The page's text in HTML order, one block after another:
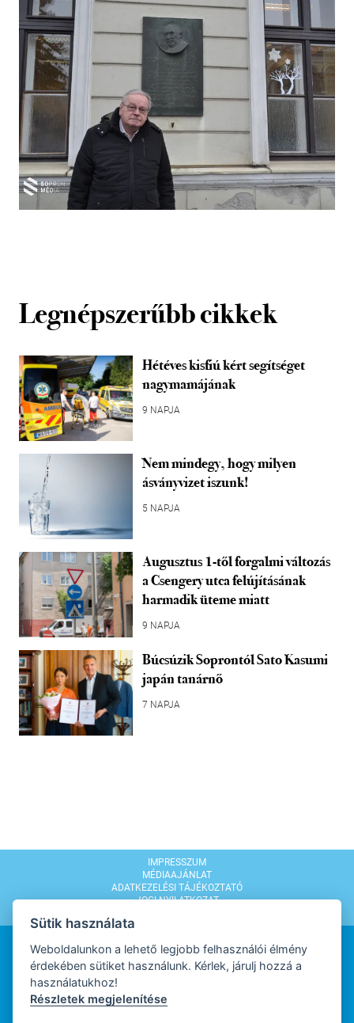
Legnépszerűbb cikkek
Hétéves kisfiú kért segítséget
nagymamájának
9 NAPJA
Nem mindegy, hogy milyen
ásványvizet iszunk!
5 NAPJA
Augusztus 1-től forgalmi változás
a Csengery utca felújításának
harmadik üteme miatt
9 NAPJA
Búcsúzik Soprontól Sato Kasumi
japán tanárnő
7 NAPJA
IMPRESSZUM
MÉDIAAJÁNLAT
ADATKEZELÉSI TÁJÉKOZTATÓ
JOGI NYILATKOZAT
WEBDESIGN
Sütik használata
Weboldalunkon a lehető legjobb felhasználói élmény
érdekében sütiket használunk. Kérlek, járulj hozzá a
használatukhoz!
Részletek megjelenítése